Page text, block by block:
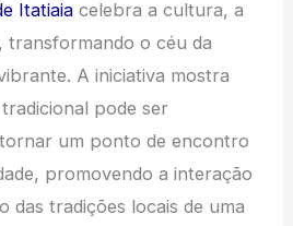
Itatiaia celebra a cultura, a
transformando o céu da
A iniciativa mostra
pode ser
um ponto de encontro
promovendo a interação
das tradições locais de uma